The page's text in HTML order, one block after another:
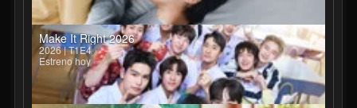
Make It Right 2026
2026 | T1E4
Estreno hoy